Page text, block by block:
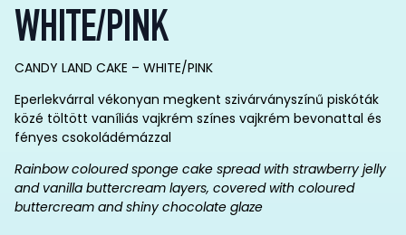
WHITE/PINK
CANDY LAND CAKE – WHITE/PINK
Eperlekvárral vékonyan megkent szivárványszínű piskóták
közé töltött vaníliás vajkrém színes vajkrém bevonattal és
fényes csokoládémázzal
Rainbow coloured sponge cake spread with strawberry jelly
and vanilla buttercream layers, covered with coloured
buttercream and shiny chocolate glaze